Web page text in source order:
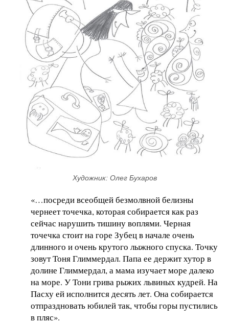
Художник: Олег Бухаров
«…посреди всеобщей безмолвной белизны
чернеет точечка, которая собирается как раз
сейчас нарушить тишину воплями. Черная
точечка стоит на горе Зубец в начале очень
длинного и очень крутого лыжного спуска. Точку
зовут Тоня Глиммердал. Папа ее держит хутор в
долине Глиммердал, а мама изучает море далеко
на море. У Тони грива рыжих львиных кудрей. На
Пасху ей исполнится десять лет. Она собирается
отпраздновать юбилей так, чтобы горы пустились
в пляс».